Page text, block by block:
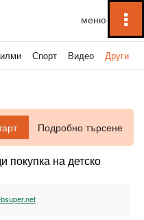
Спорт Видео Други
Подробно търсене
покупка на детско